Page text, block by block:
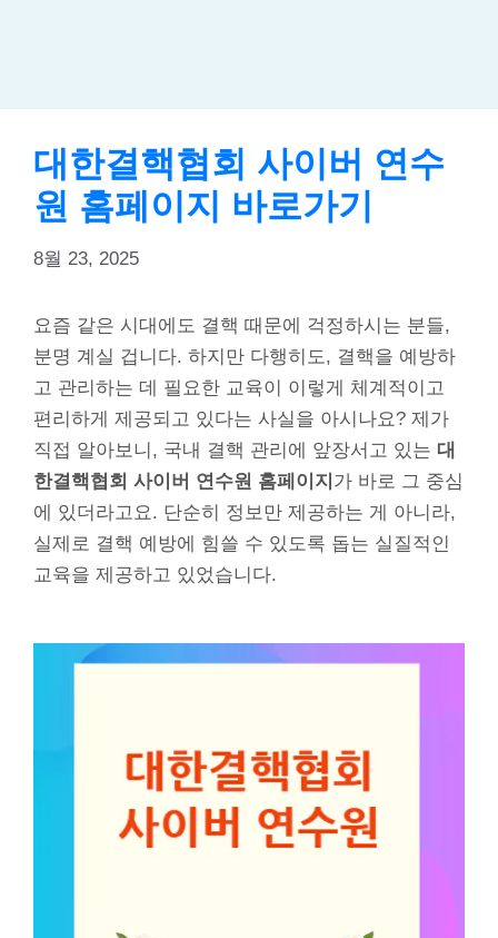
대한결핵협회 사이버 연수
원 홈페이지 바로가기
8월 23, 2025
요즘 같은 시대에도 결핵 때문에 걱정하시는 분들,
분명 계실 겁니다. 하지만 다행히도, 결핵을 예방하
고 관리하는 데 필요한 교육이 이렇게 체계적이고
편리하게 제공되고 있다는 사실을 아시나요? 제가
직접 알아보니, 국내 결핵 관리에 앞장서고 있는 대
한결핵협회 사이버 연수원 홈페이지 가 바로 그 중심
에 있더라고요. 단순히 정보만 제공하는 게 아니라,
실제로 결핵 예방에 힘쓸 수 있도록 돕는 실질적인
교육을 제공하고 있었습니다.